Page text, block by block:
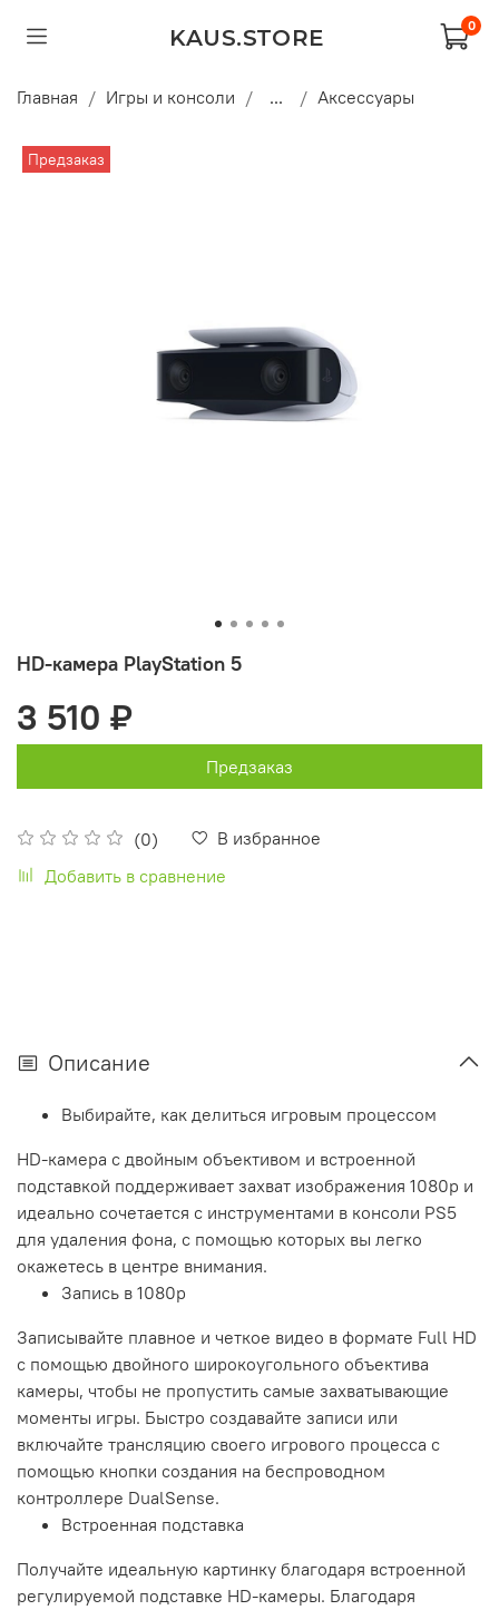
KAUS.STORE 0
Главная Игры и консоли ... Аксессуары
Предзаказ
HD-камера PlayStation 5
(0)
В избранное
Добавить в сравнение
3 510 ₽
Предзаказ
Описание
Выбирайте, как делиться игровым процессом
HD-камера с двойным объективом и встроенной
подставкой поддерживает захват изображения 1080p и
идеально сочетается с инструментами в консоли PS5
для удаления фона, с помощью которых вы легко
окажетесь в центре внимания.
Запись в 1080p
Записывайте плавное и четкое видео в формате Full HD
с помощью двойного широкоугольного объектива
камеры, чтобы не пропустить самые захватывающие
моменты игры. Быстро создавайте записи или
включайте трансляцию своего игрового процесса с
помощью кнопки создания на беспроводном
контроллере DualSense.
Встроенная подставка
Получайте идеальную картинку благодаря встроенной
регулируемой подставке HD-камеры. Благодаря